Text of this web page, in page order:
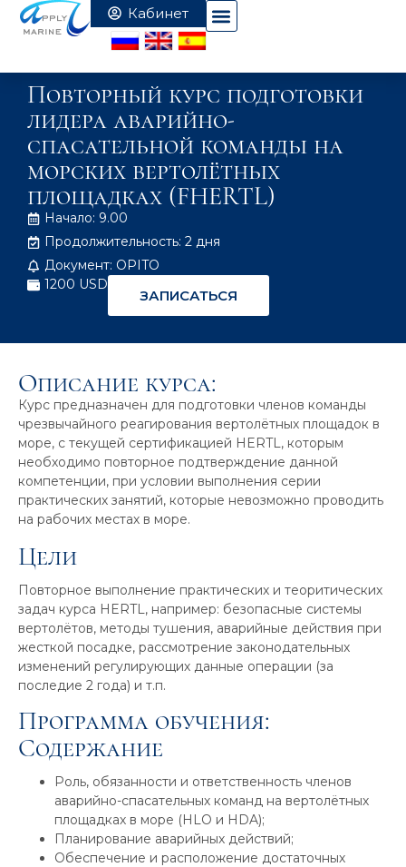
Повторный курс подготовки
лидера аварийно-
спасательной команды на
морских вертолётных
площадках (FHERTL)
Начало: 9.00
Продолжительность: 2 дня
Документ: OPITO
1200 USD
ЗАПИСАТЬСЯ
Описание курса:
Курс предназначен для подготовки членов команды
чрезвычайного реагирования вертолётных площадок в
море, с текущей сертификацией HERTL, которым
необходимо повторное подтверждение данной
компетенции, при условии выполнения серии
практических занятий, которые невозможно проводить
на рабочих местах в море.
Цели
Повторное выполнение практических и теоритических
задач курса HERTL, например: безопасные системы
вертолётов, методы тушения, аварийные действия при
жесткой посадке, рассмотрение законодательных
изменений регулирующих данные операции (за
последие 2 года) и т.п.
Программа обучения:
Содержание
Роль, обязанности и ответственность членов
аварийно-спасательных команд на вертолётных
площадках в море (HLO и HDA);
Планирование аварийных действий;
Обеспечение и расположение достаточных